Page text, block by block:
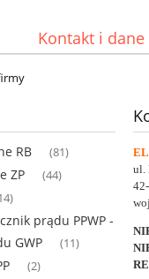
Kontakt i
RB (81)
ZP (44)
prądu PPWP -
GWP
(11)
(2)
ul.